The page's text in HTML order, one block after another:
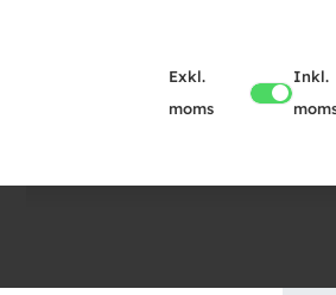
Exkl.
moms
Inkl.